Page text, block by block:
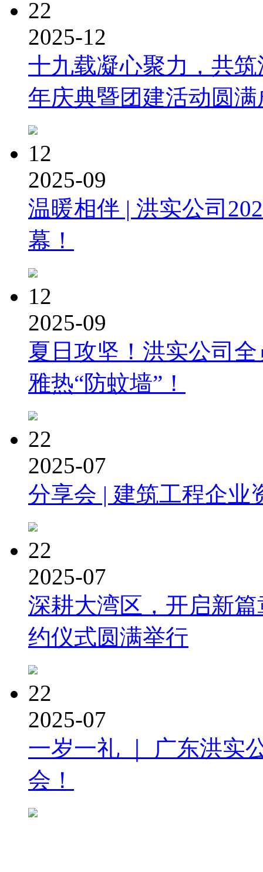
22
2025-12
十九载凝心聚力，共
年庆典暨团建活动圆满
12
2025-09
温暖相伴 | 洪实公司
幕！
12
2025-09
夏日攻坚！洪实公司
雅热“防蚊墙”！
22
2025-07
分享会 | 建筑工程企业
22
2025-07
深耕大湾区，开启新
约仪式圆满举行
22
2025-07
一岁一礼 ｜ 广东洪实
会！